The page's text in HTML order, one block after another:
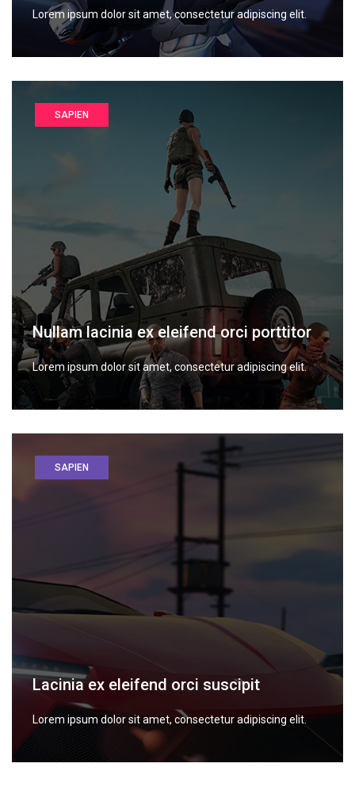
Lorem ipsum dolor sit amet, consectetur adipiscing elit.
SAPIEN
Nullam lacinia ex eleifend orci porttitor
Lorem ipsum dolor sit amet, consectetur adipiscing elit.
SAPIEN
Lacinia ex eleifend orci suscipit
Lorem ipsum dolor sit amet, consectetur adipiscing elit.